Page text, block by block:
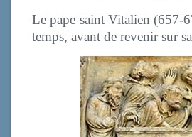
Le pape saint Vitalien (657-
temps, avant de revenir sur